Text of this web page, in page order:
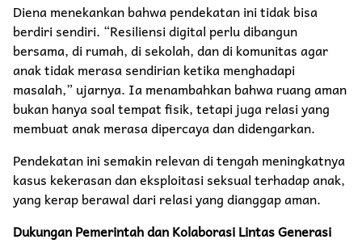
Diena menekankan bahwa pendekatan ini tidak bisa
berdiri sendiri. “Resiliensi digital perlu dibangun
bersama, di rumah, di sekolah, dan di komunitas agar
anak tidak merasa sendirian ketika menghadapi
masalah,” ujarnya. Ia menambahkan bahwa ruang aman
bukan hanya soal tempat fisik, tetapi juga relasi yang
membuat anak merasa dipercaya dan didengarkan.
Pendekatan ini semakin relevan di tengah meningkatnya
kasus kekerasan dan eksploitasi seksual terhadap anak,
yang kerap berawal dari relasi yang dianggap aman.
Dukungan Pemerintah dan Kolaborasi Lintas Generasi